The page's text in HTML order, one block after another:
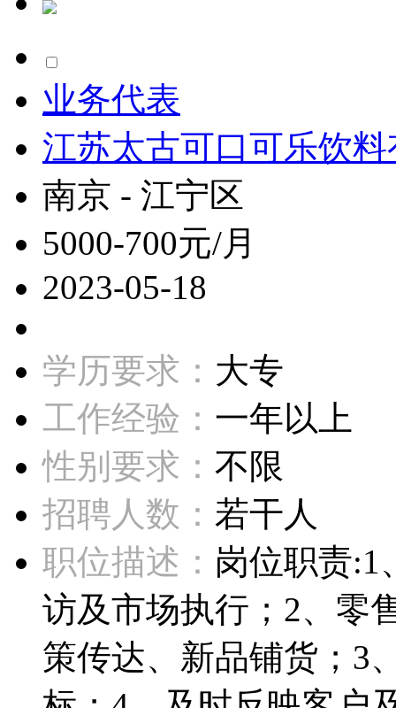
业务代表
江苏太古可口可乐饮
南京 - 江宁区
5000-700元/月
2023-05-18
学历要求： 大专
工作经验： 一年以上
性别要求： 不限
招聘人数： 若干人
职位描述： 岗位职责:1
访及市场执行；2、零
策传达、新品铺货；3